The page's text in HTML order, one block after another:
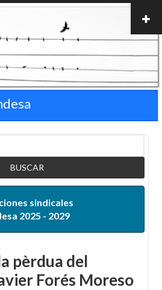
sindicales
2025 - 2029
pèrdua del
Forés Moreso